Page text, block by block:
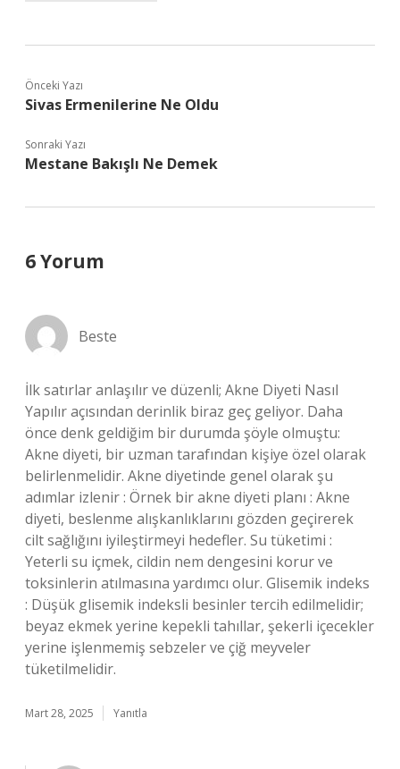
Önceki Yazı
Sivas Ermenilerine Ne Oldu
Sonraki Yazı
Mestane Bakışlı Ne Demek
6 Yorum
Beste
İlk satırlar anlaşılır ve düzenli; Akne Diyeti Nasıl
Yapılır açısından derinlik biraz geç geliyor. Daha
önce denk geldiğim bir durumda şöyle olmuştu:
Akne diyeti, bir uzman tarafından kişiye özel olarak
belirlenmelidir. Akne diyetinde genel olarak şu
adımlar izlenir : Örnek bir akne diyeti planı : Akne
diyeti, beslenme alışkanlıklarını gözden geçirerek
cilt sağlığını iyileştirmeyi hedefler. Su tüketimi :
Yeterli su içmek, cildin nem dengesini korur ve
toksinlerin atılmasına yardımcı olur. Glisemik indeks
: Düşük glisemik indeksli besinler tercih edilmelidir;
beyaz ekmek yerine kepekli tahıllar, şekerli içecekler
yerine işlenmemiş sebzeler ve çiğ meyveler
tüketilmelidir.
Mart 28, 2025 Yanıtla